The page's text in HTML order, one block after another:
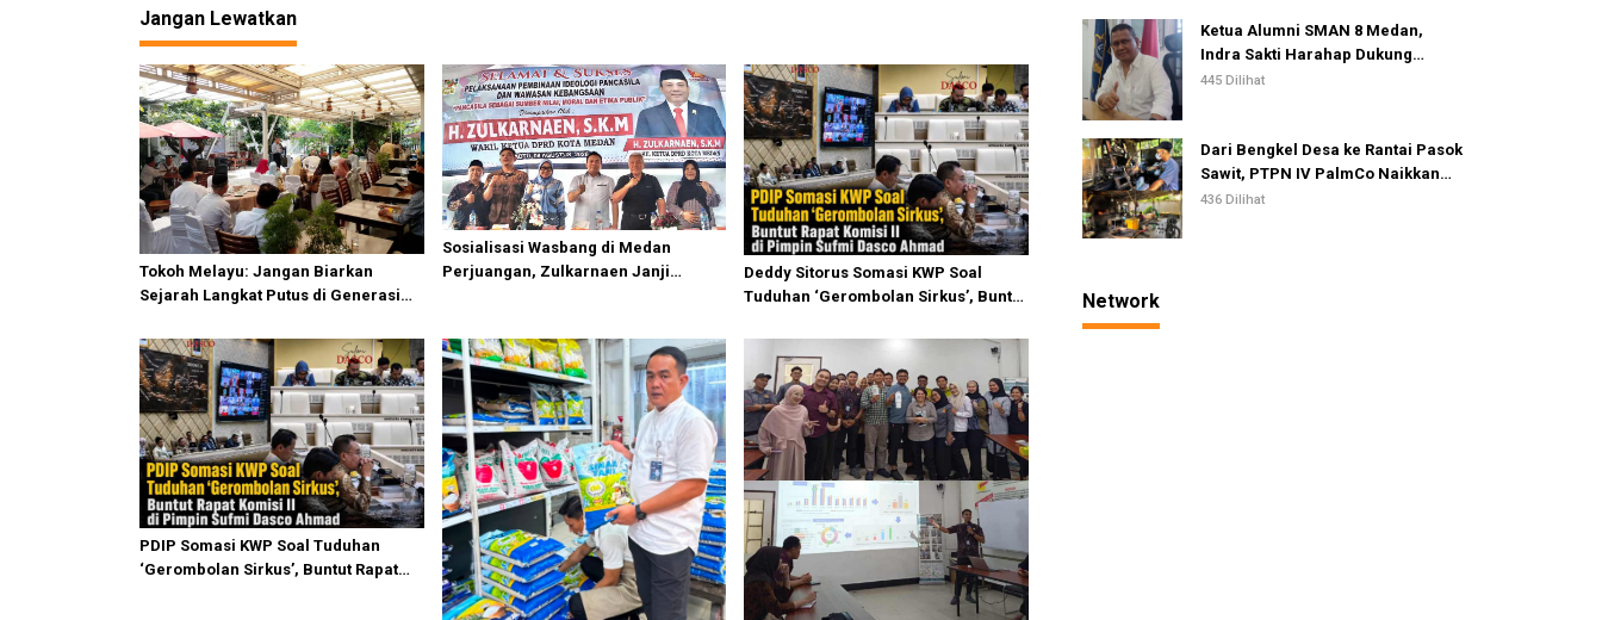
i
g
a
s
i
p
o
s
Jangan Lewatkan
Tokoh Melayu: Jangan Biarkan
Sejarah Langkat Putus di Generasi
Sosialisasi Wasbang di Medan
Perjuangan, Zulkarnaen Janji
Deddy Sitorus Somasi KWP Soal
Tuduhan ‘Gerombolan Sirkus’, Buntut
Ahmad
PDIP Somasi KWP Soal Tuduhan
‘Gerombolan Sirkus’, Buntut Rapat
Ketua Alumni SMAN 8 Medan,
Indra Sakti Harahap Dukung
Turnamen Catur SIWO PWI Sumut
445 Dilihat
Dari Bengkel Desa ke Rantai Pasok
Sawit, PTPN IV PalmCo Naikkan
Kelas IKM Pandai Besi
436 Dilihat
Network